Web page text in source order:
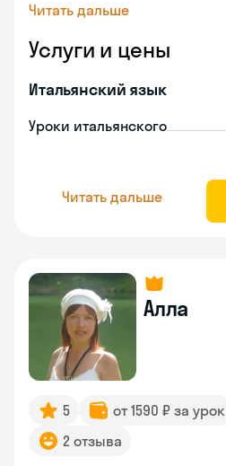
Читать дальше
Услуги и цены
Итальянский язык
Уроки итальянского
Читать дальше
Алла
5 от 1590 ₽ за урок
2 отзыва